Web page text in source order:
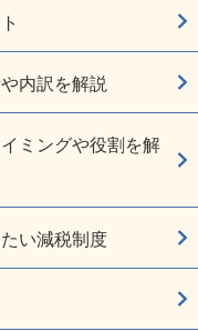
内訳を解説
ミングや役割を解
い減税制度